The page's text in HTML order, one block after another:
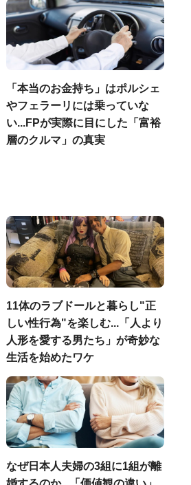
「本当のお金持ち」はポルシェ
やフェラーリには乗っていな
い...FPが実際に目にした「富裕
層のクルマ」の真実
11体のラブドールと暮らし"正
しい性行為"を楽しむ...「人より
人形を愛する男たち」が奇妙な
生活を始めたワケ
なぜ日本人夫婦の3組に1組が離